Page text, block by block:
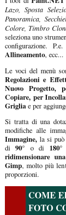
Lazo, Sposta
Panoramica,
Colore, Timbro
seleziona uno
configurazione.
Allineamento, ecc...
Le voci del menù
Regolazioni e
Nuovo Progetto,
Copiare, per
Griglia e per
Si tratta di una
modifiche alle
Immagine, la si può
di 90° o di 180°
ridimensionare
Gimp, molto più
proporzioni.
COME
FOTO